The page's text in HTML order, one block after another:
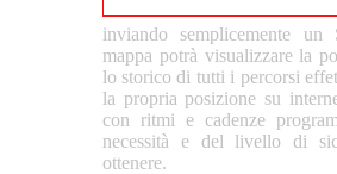
inviando semplicemente
mappa potrà visualizzare la
lo storico di tutti i percorsi
la propria posizione su
con ritmi e cadenze
necessità e del livello di
ottenere.